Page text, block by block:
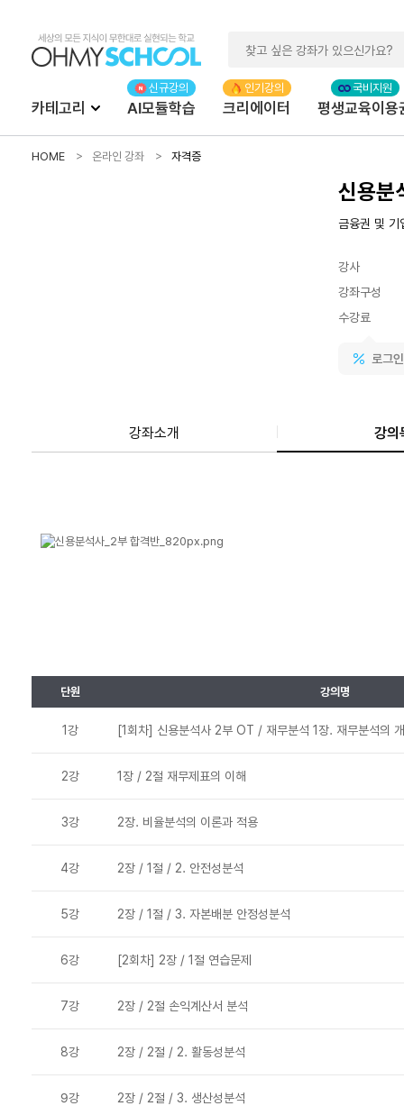
카테고리 AI모듈학습 크리에이터 평생교육이용
HOME 온라인 강좌 자격증
신용분
금융권 및 기
강사
강좌구성
수강료
로그
강좌소개 강의
단원 강의명
1강 [1회차] 신용분석사 2부 OT / 재무분석 1장. 재무분석의
2강 1장 / 2절 재무제표의 이해
3강 2장. 비율분석의 이론과 적용
4강 2장 / 1절 / 2. 안전성분석
5강 2장 / 1절 / 3. 자본배분 안정성분석
6강 [2회차] 2장 / 1절 연습문제
7강 2장 / 2절 손익계산서 분석
8강 2장 / 2절 / 2. 활동성분석
9강 2장 / 2절 / 3. 생산성분석